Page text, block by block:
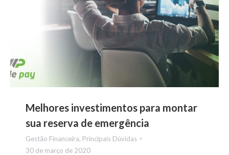
Melhores investimentos para montar
sua reserva de emergência
Gestão Financeira, Principais Dúvidas
30 de março de 2020